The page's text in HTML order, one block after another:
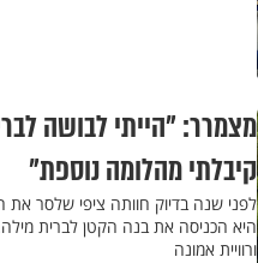
מצמרר: "הייתי לבושה
קיבלתי מהלומה נוספת"
לפני שנה בדיוק חוותה ציפי שלסר
היא הכניסה את בנה הקטן לברית
ורוויית אמונה